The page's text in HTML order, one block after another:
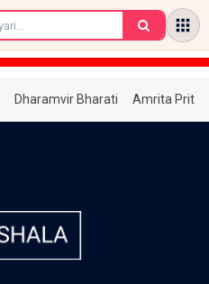
Dharamvir Bharati Amrita